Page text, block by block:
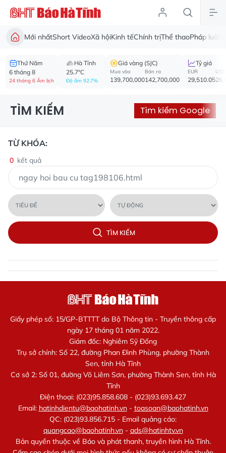
Mới nhấtShort VideoXã hộiKinh tếChính trịThể thaoPháp luật
Thứ Năm
6 tháng 8
24 tháng 6 Âm lịch
Hà Tĩnh
25.7°C
Độ ẩm 92.7%
Giá vàng (SJC)
Mua vào
139,700,000
Bán ra
142,700,000
Tỷ giá
EUR
29,510.05
USD
TÌM KIẾM Tìm kiếm Google
TỪ KHÓA:
0 kết quả
TÌM KIẾM
Giấy phép số: 15/GP-BTTTT do Bộ Thông tin - Truyền thông cấp
ngày 17 tháng 01 năm 2022.
Giám đốc: Nghiêm Sỹ Đống
Trụ sở chính: Số 22, đường Phan Đình Phùng, phường Thành
Sen, tỉnh Hà Tĩnh
Cơ sở 2: Số 01, đường Võ Liêm Sơn, phường Thành Sen, tỉnh Hà
Tĩnh
Điện thoại: (023)95.858.608 - (023)93.693.427
Email: hatinhdientu@baohatinh.vn- toasoan@baohatinh.vn
QC: (023)93.856.715 - Email quảng cáo:
quangcao@baohatinh.vn- ads@hatinhtv.vn
Bản quyền thuộc về Báo và phát thanh, truyền hình Hà Tĩnh.